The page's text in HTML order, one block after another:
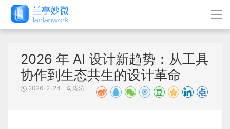
2026 年 AI 设计新趋势：从工具
协作到生态共生的设计革命
2026-2-24 涛涛